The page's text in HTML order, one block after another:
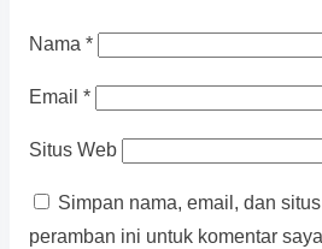
Nama *
Email *
Situs Web
Simpan nama, email, dan
peramban ini untuk komentar